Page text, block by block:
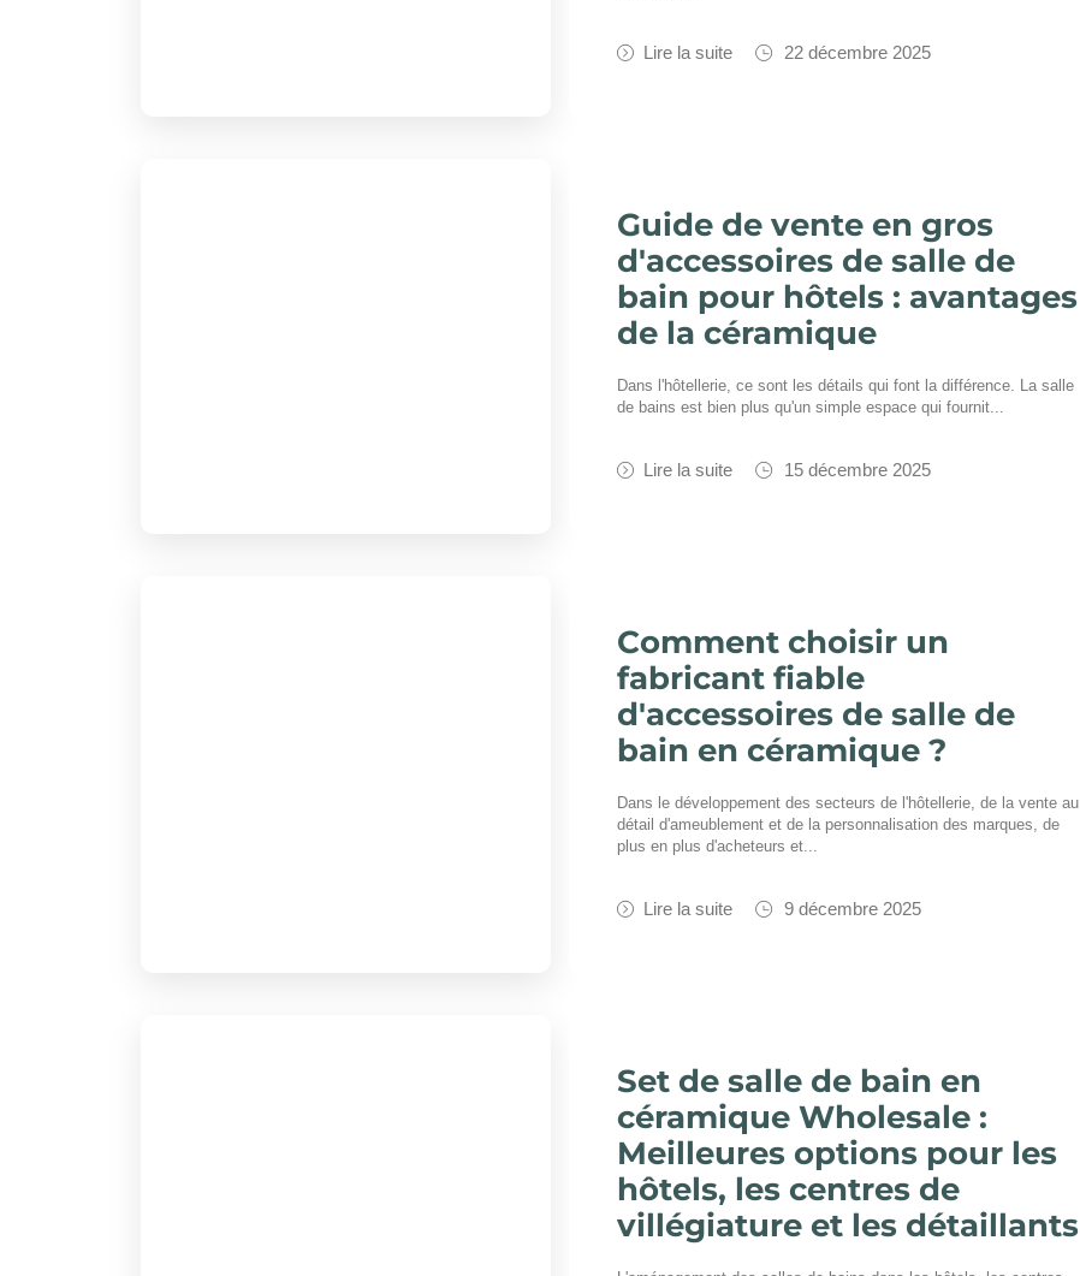
Lire la suite 22 décembre 2025
Guide de vente en gros
d'accessoires de salle de
bain pour hôtels : avantages
de la céramique
Dans l'hôtellerie, ce sont les détails qui font la différence. La salle
de bains est bien plus qu'un simple espace qui fournit...
Lire la suite 15 décembre 2025
Comment choisir un
fabricant fiable
d'accessoires de salle de
bain en céramique ?
Dans le développement des secteurs de l'hôtellerie, de la vente au
détail d'ameublement et de la personnalisation des marques, de
plus en plus d'acheteurs et...
Lire la suite 9 décembre 2025
Set de salle de bain en
céramique Wholesale :
Meilleures options pour les
hôtels, les centres de
villégiature et les détaillants